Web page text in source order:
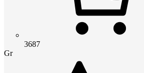
3687
Gr